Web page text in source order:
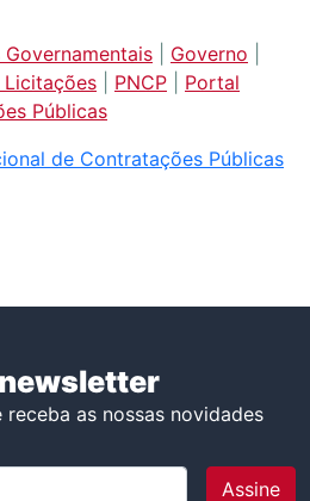
Governo
Licitações PNCP
Portal
Públicas
de Contratações Públicas
as nossas novidades